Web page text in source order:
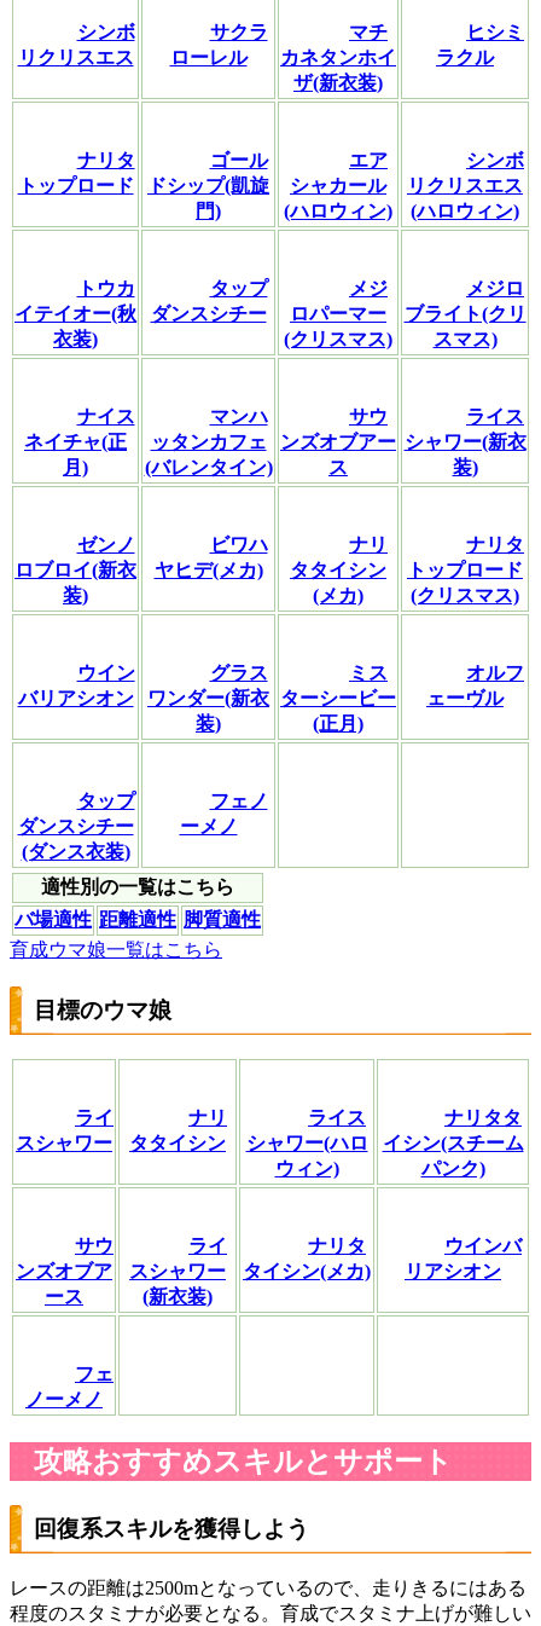
シンボ
リクリスエス
サクラ
ローレル
マチ
カネタンホイ
ザ(新衣装)
ヒシミ
ラクル
ナリタ
トップロード
ゴール
ドシップ(凱旋
門)
エア
シャカール
(ハロウィン)
シンボ
リクリスエス
(ハロウィン)
トウカ
イテイオー(秋
衣装)
タップ
ダンスシチー
メジ
ロパーマー
(クリスマス)
メジロ
ブライト(クリ
スマス)
ナイス
ネイチャ(正
月)
マンハ
ッタンカフェ
(バレンタイン)
サウ
ンズオブアー
ス
ライス
シャワー(新衣
装)
ゼンノ
ロブロイ(新衣
装)
ビワハ
ヤヒデ(メカ)
ナリ
タタイシン
(メカ)
ナリタ
トップロード
(クリスマス)
ウイン
バリアシオン
グラス
ワンダー(新衣
装)
ミス
ターシービー
(正月)
オルフ
ェーヴル
タップ
ダンスシチー
(ダンス衣装)
フェノ
ーメノ
適性別の一覧はこちら
バ場適性 距離適性 脚質適性
育成ウマ娘一覧はこちら
目標のウマ娘
ライ
スシャワー
ナリ
タタイシン
ライス
シャワー(ハロ
ウィン)
ナリタタ
イシン(スチーム
パンク)
サウ
ンズオブア
ース
ライ
スシャワー
(新衣装)
ナリタ
タイシン(メカ)
ウインバ
リアシオン
フェ
ノーメノ
攻略おすすめスキルとサポート
回復系スキルを獲得しよう
レースの距離は2500mとなっているので、走りきるにはある
程度のスタミナが必要となる。育成でスタミナ上げが難しい